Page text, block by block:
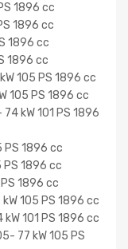
1896 cc
1896 cc
1896 cc
1896 cc
105 PS 1896 cc
105 PS 1896 cc
kW 101 PS 1896
PS 1896 cc
PS 1896 cc
1896 cc
105 PS 1896 cc
101 PS 1896 cc
77 kW 105 PS